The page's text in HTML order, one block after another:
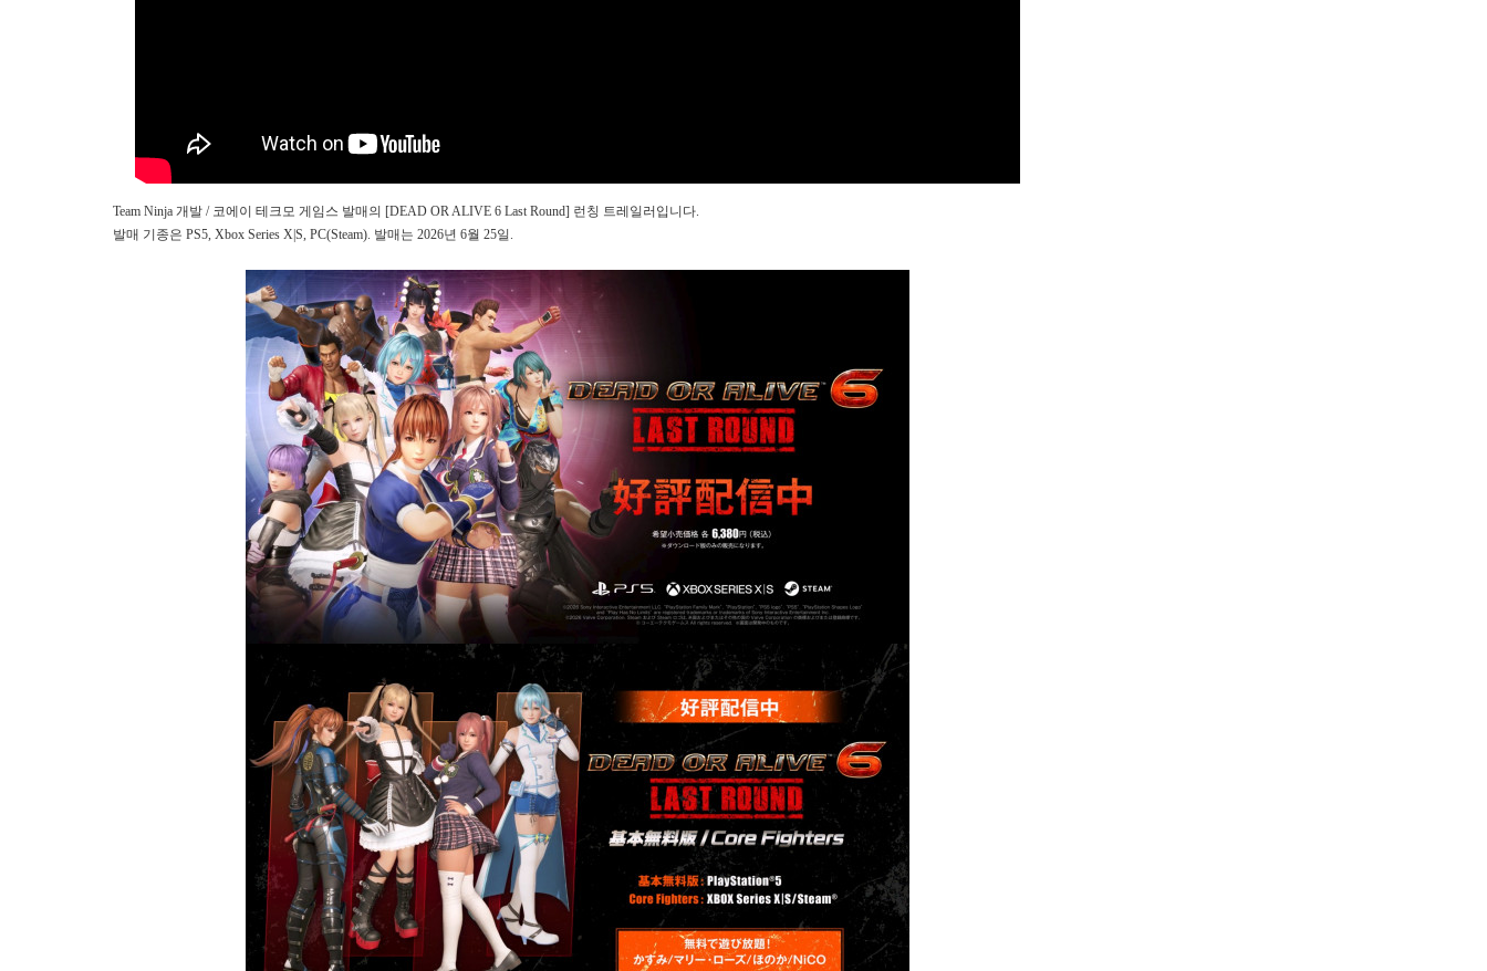
Team Ninja 개발 / 코에이 테크모 게임스 발매의 [DEAD OR ALIVE 6 Last Round] 런칭 트레일러입니다.
발매 기종은 PS5, Xbox Series X|S, PC(Steam). 발매는 2026년 6월 25일.